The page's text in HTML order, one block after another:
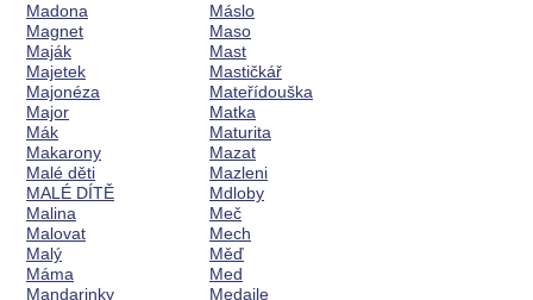
Madona
Magnet
Maják
Majetek
Majonéza
Major
Mák
Makarony
Malé děti
MALÉ DÍTĚ
Malina
Malovat
Malý
Máma
Mandarinky
Máslo
Maso
Mast
Mastičkář
Mateřídouška
Matka
Maturita
Mazat
Mazleni
Mdloby
Meč
Mech
Měď
Med
Medaile